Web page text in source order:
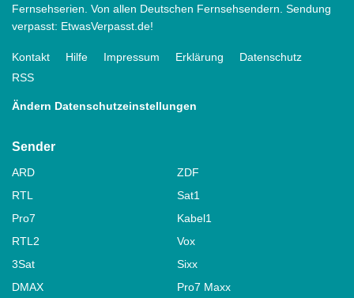
Fernsehserien. Von allen Deutschen Fernsehsendern. Sendung
verpasst: EtwasVerpasst.de!
Kontakt Hilfe Impressum Erklärung
Datenschutz
RSS
Ändern Datenschutzeinstellungen
Sender
ARD
ZDF
RTL
Sat1
Pro7
Kabel1
RTL2
Vox
3Sat
Sixx
DMAX
Pro7 Maxx